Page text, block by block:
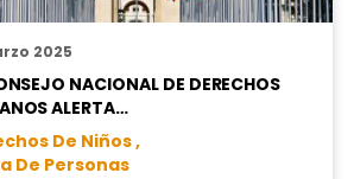
2025
NACIONAL DE DERECHOS
ALERTA…
De Niños ,
De Personas